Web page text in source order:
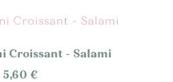
Croissant - Salami
5,60 €